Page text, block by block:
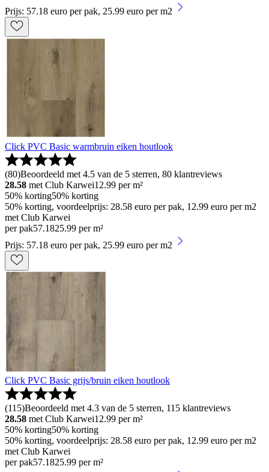
Prijs: 57.18 euro per pak, 25.99 euro per m2
Click PVC Basic warmbruin eiken houtlook
(80)Beoordeeld met 4.5 van de 5 sterren, 80 klantreviews
28.58 met Club Karwei12.99 per m²
50% korting50% korting
50% korting, voordeelprijs: 28.58 euro per pak, 12.99 euro per m2
met Club Karwei
per pak57.1825.99 per m²
Prijs: 57.18 euro per pak, 25.99 euro per m2
Click PVC Basic grijs/bruin eiken houtlook
(115)Beoordeeld met 4.3 van de 5 sterren, 115 klantreviews
28.58 met Club Karwei12.99 per m²
50% korting50% korting
50% korting, voordeelprijs: 28.58 euro per pak, 12.99 euro per m2
met Club Karwei
per pak57.1825.99 per m²